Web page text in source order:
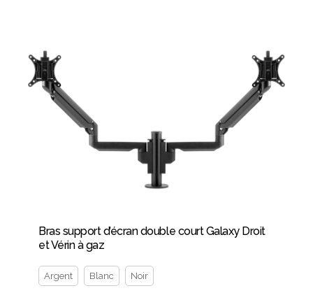
Bras support d’écran double court Galaxy Droit
et Vérin à gaz
Argent Blanc Noir